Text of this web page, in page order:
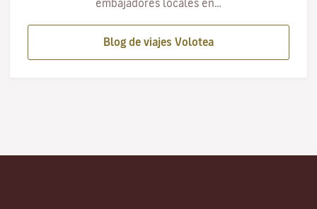
embajadores locales en…
Blog de viajes Volotea